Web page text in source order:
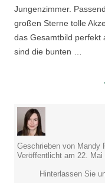
Jungenzimmer.
großen Sterne tolle
das Gesamtbild perfekt
sind die bunten …
Geschrieben von Mandy
Veröffentlicht am 22. Mai
Hinterlassen Sie